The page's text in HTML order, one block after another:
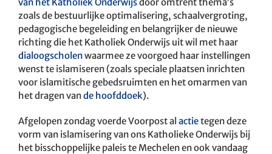
zoals de bestuurlijke optimalisering, schaalvergroting,
pedagogische begeleiding en belangrijker de nieuwe
richting die het Katholiek Onderwijs uit wil met haar
dialoogscholenwaarmee ze voorgoed haar instellingen
wenst te islamiseren (zoals speciale plaatsen inrichten
voor islamitische gebedsruimten en het omarmen van
het dragen vande hoofddoek).
Afgelopen zondag voerde Voorpost al actietegen deze
vorm van islamisering van ons Katholieke Onderwijs bij
het bisschoppelijke paleis te Mechelen en ook vandaag